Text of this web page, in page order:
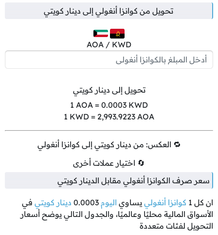
تحويل من كوانزا أنغولي إلى دينار كويتي
AOA / KWD
تحويل إلى دينار كويتي
1 AOA = 0.0003 KWD
1 KWD = 2,993.9223 AOA
🔁 العكس: من دينار كويتي إلى كوانزا أنغولي
🔄 اختيار عملات أخرى
سعر صرف الكوانزا أنغولي مقابل الدينار كويتي
ان كل 1 كوانزا أنغولي يساوي اليوم 0.0003 دينار كويتي في
الأسواق المالية محليًا وعالميًا، والجدول التالي يوضح أسعار
التحويل لفئات متعددة